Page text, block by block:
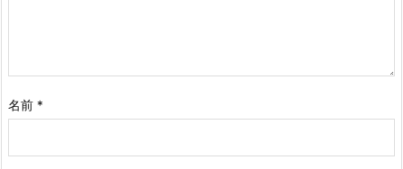
名前 *